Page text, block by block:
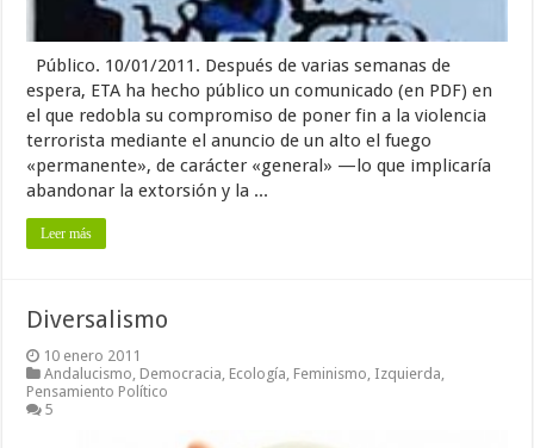
Público. 10/01/2011. Después de varias semanas de
espera, ETA ha hecho público un comunicado (en PDF) en
el que redobla su compromiso de poner fin a la violencia
terrorista mediante el anuncio de un alto el fuego
«permanente», de carácter «general» —lo que implicaría
abandonar la extorsión y la ...
Leer más
Diversalismo
10 enero 2011
Andalucismo Democracia Ecología Feminismo Izquierda
Pensamiento Político
5